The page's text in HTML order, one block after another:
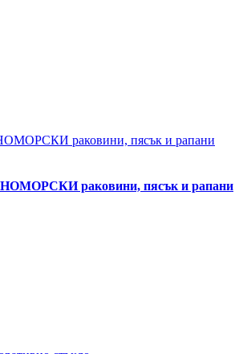
раковини, пясък и рапани